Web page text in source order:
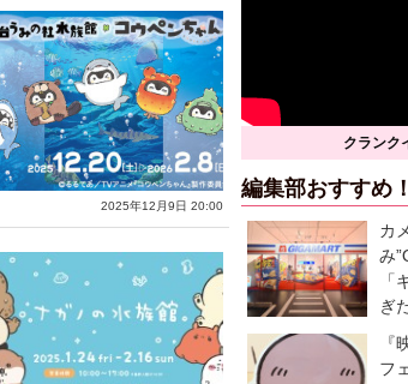
2025年12月9日 20:00
クランク
編集部おすすめ！
カ
み
「
ぎ
『
フ